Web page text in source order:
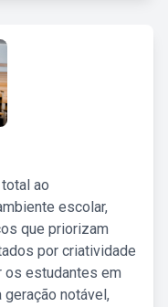
ao
escolar,
que priorizam
por criatividade
os estudantes em
geração notável,